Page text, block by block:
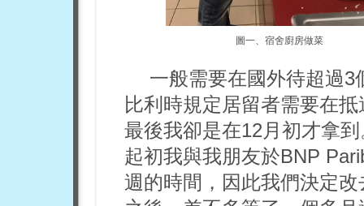
圖一、宿舍廚房做菜
一般需要在國外待超過
比利時規定居留者需要在
最後我卻是在12月初才拿
起初我與我朋友於BNP
週的時間，因此我們決定